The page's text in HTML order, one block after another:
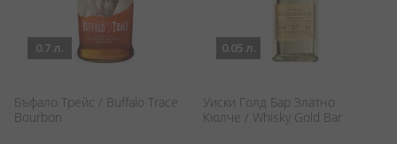
0.7 л.
Бъфало Трейс / Buffalo Trace
Bourbon
0.05 л.
Уиски Голд Бар Златно
Кюлче / Whisky Gold Bar